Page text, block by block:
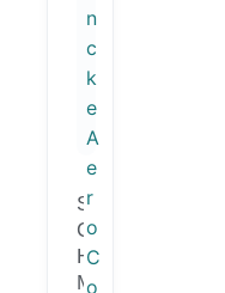
S
C
H
M